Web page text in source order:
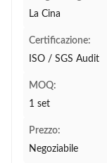
La Cina
Certificazione:
ISO / SGS Audit
MOQ:
1 set
Prezzo:
Negoziabile